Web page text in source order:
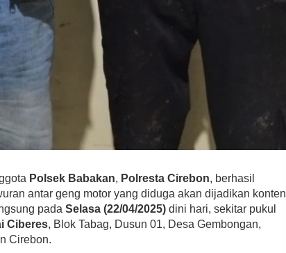
Polsek Babakan, Polresta Cirebon, berhasil
antar geng motor yang diduga akan dijadikan konten
pada Selasa (22/04/2025)dini hari, sekitar pukul
Ciberes, Blok Tabag, Dusun 01, Desa Gembongan,
Cirebon.